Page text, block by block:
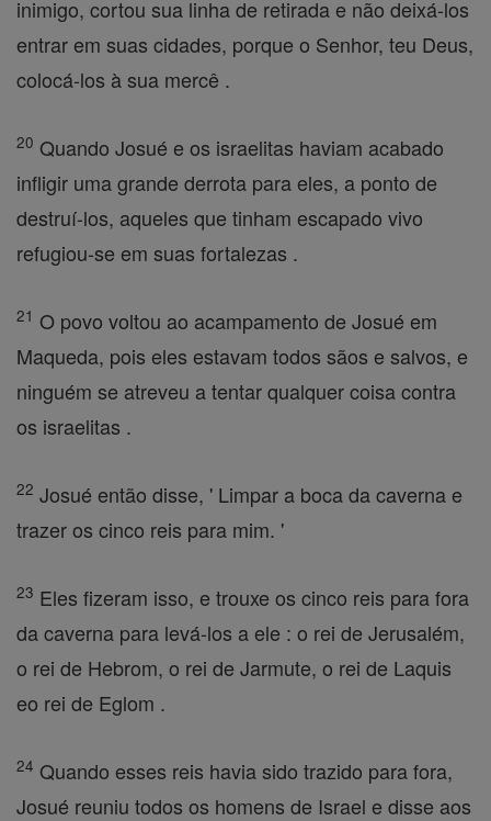
inimigo, cortou sua linha de retirada e não deixá-los
entrar em suas cidades, porque o Senhor, teu Deus,
colocá-los à sua mercê .
20 Quando Josué e os israelitas haviam acabado
infligir uma grande derrota para eles, a ponto de
destruí-los, aqueles que tinham escapado vivo
refugiou-se em suas fortalezas .
21 O povo voltou ao acampamento de Josué em
Maqueda, pois eles estavam todos sãos e salvos, e
ninguém se atreveu a tentar qualquer coisa contra
os israelitas .
22 Josué então disse, ' Limpar a boca da caverna e
trazer os cinco reis para mim. '
23 Eles fizeram isso, e trouxe os cinco reis para fora
da caverna para levá-los a ele : o rei de Jerusalém,
o rei de Hebrom, o rei de Jarmute, o rei de Laquis
eo rei de Eglom .
24 Quando esses reis havia sido trazido para fora,
Josué reuniu todos os homens de Israel e disse aos